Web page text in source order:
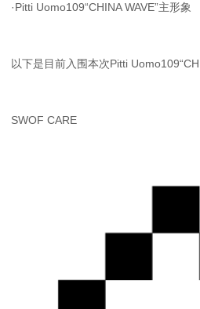
·Pitti Uomo109“CHINA WAVE”主形象
以下是目前入围本次Pitti
SWOF CARE